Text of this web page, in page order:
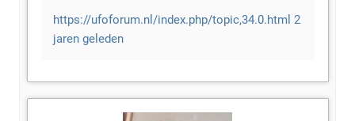
https://ufoforum.nl/index.php/topic,34.0.html 2
jaren geleden